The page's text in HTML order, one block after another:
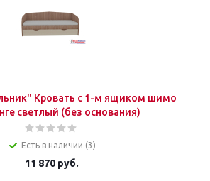
Кровать с 1-м ящиком шимо
светлый (без основания)
Есть в наличии (3)
11 870руб.